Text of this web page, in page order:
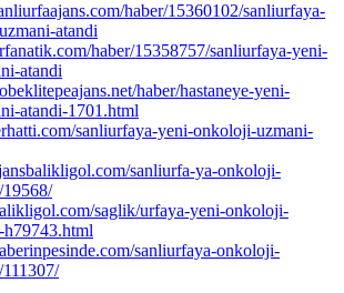
haber/15360102/sanliurfaya-
atandi
haber/15358757/sanliurfaya-yeni-
atandi
haber/hastaneye-yeni-
atandi-1701.html
sanliurfaya-yeni-onkoloji-uzmani-
sanliurfa-ya-onkoloji-
saglik/urfaya-yeni-onkoloji-
h79743.html
sanliurfaya-onkoloji-